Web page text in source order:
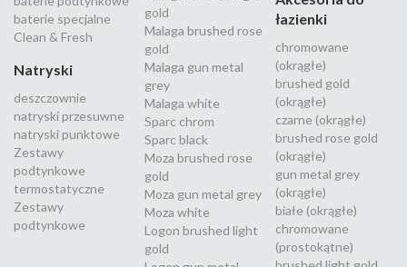
baterie specjalne
Clean & Fresh
Natryski
deszczownie
natryski przesuwne
natryski punktowe
Zestawy
podtynkowe
termostatyczne
Zestawy
podtynkowe
gold
Malaga brushed rose
gold
Malaga gun metal
grey
Malaga white
Sparc chrom
Sparc black
Moza brushed rose
gold
Moza gun metal grey
Moza white
Logon brushed light
gold
łazienki
chromowane
(okrągłe)
brushed gold
(okrągłe)
czarne (okrągłe)
brushed rose gold
(okrągłe)
gun metal grey
(okrągłe)
białe (okrągłe)
chromowane
(prostokątne)